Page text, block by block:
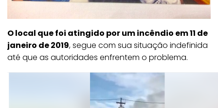
O local que foi atingido por um incêndio em 11 de
janeiro de 2019, segue com sua situação indefinida
até que as autoridades enfrentem o problema.